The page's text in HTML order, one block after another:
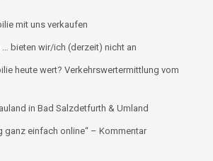
mit uns verkaufen
bieten wir/ich (derzeit) nicht an
heute wert? Verkehrswertermittlung vom
in Bad Salzdetfurth & Umland
ganz einfach online“ – Kommentar